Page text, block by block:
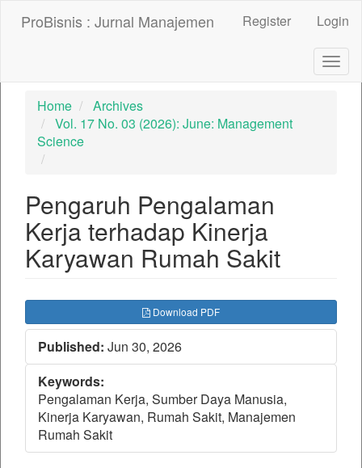
##plugins.themes.bootstrap3.accessible_menu.sidebar##
ProBisnis : Jurnal Manajemen Register Login
Home
Archives
Vol. 17 No. 03 (2026): June: Management
Science
Pengaruh Pengalaman
Kerja terhadap Kinerja
Karyawan Rumah Sakit
Download PDF
Published: Jun 30, 2026
Keywords:
Pengalaman Kerja, Sumber Daya Manusia,
Kinerja Karyawan, Rumah Sakit, Manajemen
Rumah Sakit